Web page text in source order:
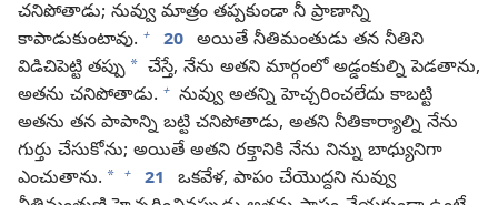
చనిపోతాడు; నువ్వు మాత్రం తప్పకుండా నీ ప్రాణాన్ని
కాపాడుకుంటావు. + 20 అయితే నీతిమంతుడు తన నీతిని
విడిచిపెట్టి తప్పు * చేస్తే, నేను అతని మార్గంలో అడ్డంకుల్ని పెడతాను,
అతను చనిపోతాడు. + నువ్వు అతన్ని హెచ్చరించలేదు కాబట్టి
అతను తన పాపాన్ని బట్టి చనిపోతాడు, అతని నీతికార్యాల్ని నేను
గుర్తు చేసుకోను; అయితే అతని రక్తానికి నేను నిన్ను బాధ్యునిగా
ఎంచుతాను. * + 21
ఒకవేళ, పాపం చేయొద్దని నువ్వు